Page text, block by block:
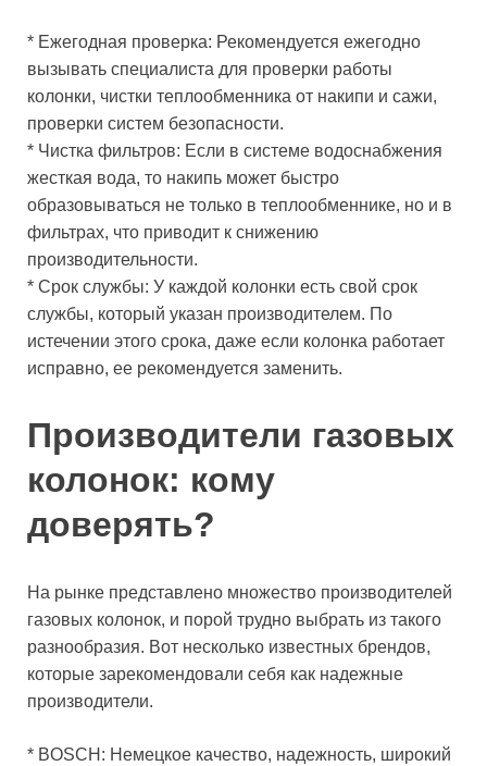
* Ежегодная проверка: Рекомендуется ежегодно
вызывать специалиста для проверки работы
колонки, чистки теплообменника от накипи и сажи,
проверки систем безопасности.
* Чистка фильтров: Если в системе водоснабжения
жесткая вода, то накипь может быстро
образовываться не только в теплообменнике, но и в
фильтрах, что приводит к снижению
производительности.
* Срок службы: У каждой колонки есть свой срок
службы, который указан производителем. По
истечении этого срока, даже если колонка работает
исправно, ее рекомендуется заменить.
Производители газовых
колонок: кому
доверять?
На рынке представлено множество производителей
газовых колонок, и порой трудно выбрать из такого
разнообразия. Вот несколько известных брендов,
которые зарекомендовали себя как надежные
производители.
* BOSCH: Немецкое качество, надежность, широкий